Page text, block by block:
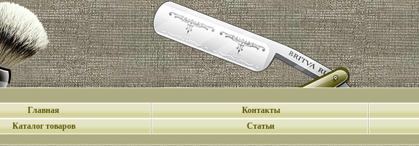
Главная Контакты
Каталог товаров
Статьи